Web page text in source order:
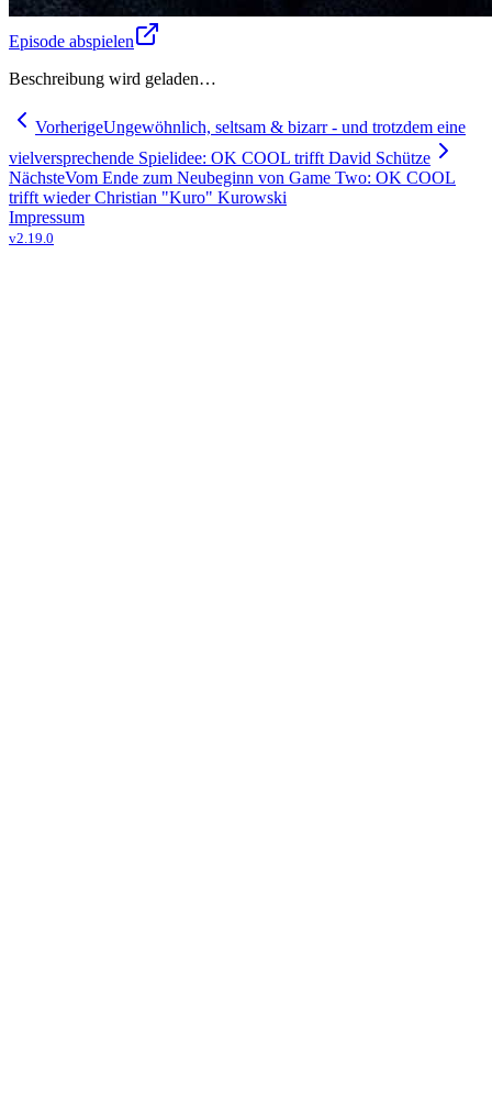
Episode abspielen
Beschreibung wird geladen…
VorherigeUngewöhnlich, seltsam & bizarr - und trotzdem eine
vielversprechende Spielidee: OK COOL trifft David Schütze
NächsteVom Ende zum Neubeginn von Game Two: OK COOL
trifft wieder Christian "Kuro" Kurowski
Impressum
v2.19.0